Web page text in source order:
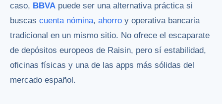
caso, BBVA puede ser una alternativa práctica si
buscas cuenta nómina, ahorro y operativa bancaria
tradicional en un mismo sitio. No ofrece el escaparate
de depósitos europeos de Raisin, pero sí estabilidad,
oficinas físicas y una de las apps más sólidas del
mercado español.